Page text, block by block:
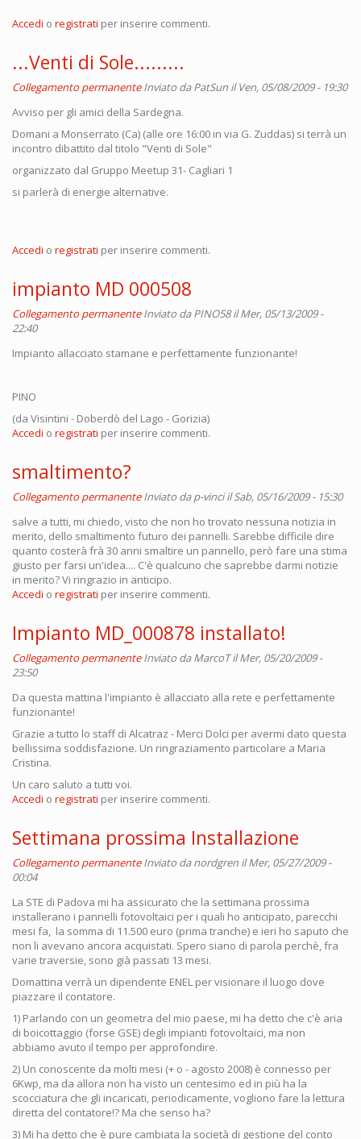
Accedi o registrati per inserire commenti.
...Venti di Sole.........
Collegamento permanente Inviato daPatSun il Ven, 05/08/2009 - 19:30
Avviso per gli amici della Sardegna.
Domani a Monserrato (Ca) (alle ore 16:00 in via G. Zuddas) si terrà un
incontro dibattito dal titolo "Venti di Sole"
organizzato dal Gruppo Meetup 31- Cagliari 1
si parlerà di energie alternative.
Accedi o registrati per inserire commenti.
impianto MD 000508
Collegamento permanente Inviato daPINO58il Mer, 05/13/2009 -
22:40
Impianto allacciato stamane e perfettamente funzionante!
PINO
(da Visintini - Doberdò del Lago - Gorizia)
Accedi o registrati per inserire commenti.
smaltimento?
Collegamento permanente Inviato dap-vinciil Sab, 05/16/2009 - 15:30
salve a tutti, mi chiedo, visto che non ho trovato nessuna notizia in
merito, dello smaltimento futuro dei pannelli. Sarebbe difficile dire
quanto costerà frà 30 anni smaltire un pannello, però fare una stima
giusto per farsi un'idea.... C'è qualcuno che saprebbe darmi notizie
in merito? Vi ringrazio in anticipo.
Accedi o registrati per inserire commenti.
Impianto MD_000878 installato!
Collegamento permanente Inviato daMarcoTil Mer, 05/20/2009 -
23:50
Da questa mattina l'impianto è allacciato alla rete e perfettamente
funzionante!
Grazie a tutto lo staff di Alcatraz - Merci Dolci per avermi dato questa
bellissima soddisfazione. Un ringraziamento particolare a Maria
Cristina.
Un caro saluto a tutti voi.
Accedi o registrati per inserire commenti.
Settimana prossima Installazione
Collegamento permanente Inviato danordgren il Mer, 05/27/2009 -
00:04
La STE di Padova mi ha assicurato che la settimana prossima
installerano i pannelli fotovoltaici per i quali ho anticipato, parecchi
mesi fa, la somma di 11.500 euro (prima tranche) e ieri ho saputo che
non li avevano ancora acquistati. Spero siano di parola perchè, fra
varie traversie, sono già passati 13 mesi.
Domattina verrà un dipendente ENEL per visionare il luogo dove
piazzare il contatore.
1) Parlando con un geometra del mio paese, mi ha detto che c'è aria
di boicottaggio (forse GSE) degli impianti fotovoltaici, ma non
abbiamo avuto il tempo per approfondire.
2) Un conoscente da molti mesi (+ o - agosto 2008) è connesso per
6Kwp, ma da allora non ha visto un centesimo ed in più ha la
scocciatura che gli incaricati, periodicamente, vogliono fare la lettura
diretta del contatore!? Ma che senso ha?
3) Mi ha detto che è pure cambiata la società di gestione del conto